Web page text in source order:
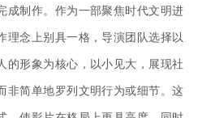
成制作。作为一部聚焦时代文明进
理念上别具一格，导演团队选择以
的形象为核心，以小见大，展现社
非简单地罗列文明行为或细节。这